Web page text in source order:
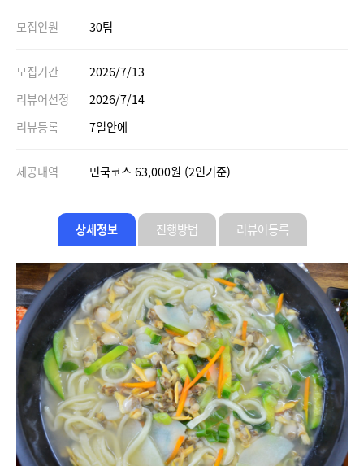
모집인원 30팀
모집기간
2026/7/13
리뷰어선정
2026/7/14
리뷰등록
7일안에
제공내역 민국코스 63,000원 (2인기준)
상세정보 진행방법 리뷰어등록